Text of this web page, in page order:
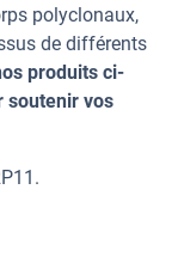
polyclonaux,
de différents
produits ci-
soutenir vos